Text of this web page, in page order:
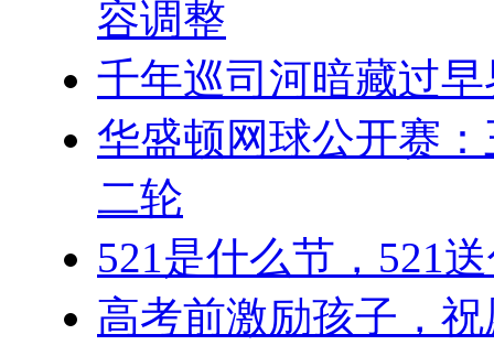
容调整
千年巡司河暗藏过早
华盛顿网球公开赛
二轮
521是什么节，521
高考前激励孩子，